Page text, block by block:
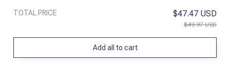
TOTAL PRICE $47.47 USD
$49.97 USD
Add all to cart